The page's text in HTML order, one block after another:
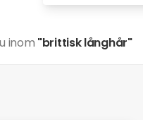
inom "brittisk långhår"